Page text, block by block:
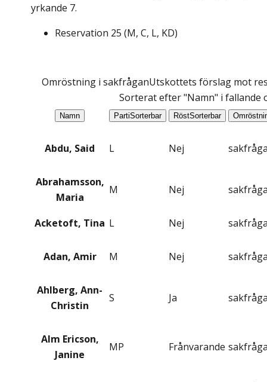
yrkande 7.
Reservation 25 (M, C, L, KD)
Omröstning i sakfråganUtskottets förslag mot
Sorterat efter "Namn" i fallande
Namn PartiSorterbar RöstSorterbar
Abdu, Said L Nej
Abrahamsson,
Maria
M Nej
Acketoft, Tina L Nej
Adan, Amir M Nej
Ahlberg, Ann-
Christin
S Ja
Alm Ericson,
Janine
MP Frånvarande